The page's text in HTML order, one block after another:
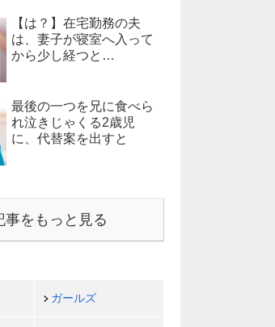
【は？】在宅勤務の夫
は、妻子が寝室へ入って
から少し経つと…
最後の一つを兄に食べら
れ泣きじゃくる2歳児
に、代替案を出すと
事をもっと見る
ガールズ